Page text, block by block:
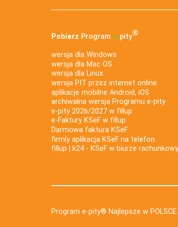
Pobierz Program e‑pity®
wersja dla Windows
wersja dla Mac OS
wersja dla Linux
wersja PIT przez internet online
aplikacje mobilne Android, iOS
archiwalna wersja Programu e-pity
e-pity 2026/2027 w fillup
e‑Faktury KSeF w fillup
Darmowa faktura KSeF
firmly aplikacja KSeF na telefon
fillup | k24 - KSeF w biurze
Program e-pity® Najlepsze w POLSCE.